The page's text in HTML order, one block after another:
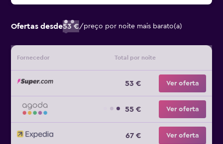
Ofertas desde53 €/preço por noite mais barato(a)
Fornecedor Total por noite
53 € Ver oferta
55 € Ver oferta
67 € Ver oferta